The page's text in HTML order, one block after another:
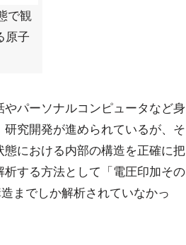
で観
原子
パーソナルコンピュータなど身
究開発が進められているが、そ
における内部の構造を正確に把
する方法として「電圧印加その
までしか解析されていなかっ